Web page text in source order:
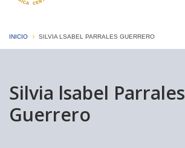
INICIO SILVIA LSABEL PARRALES GUERRERO
Silvia lsabel Parrales
Guerrero